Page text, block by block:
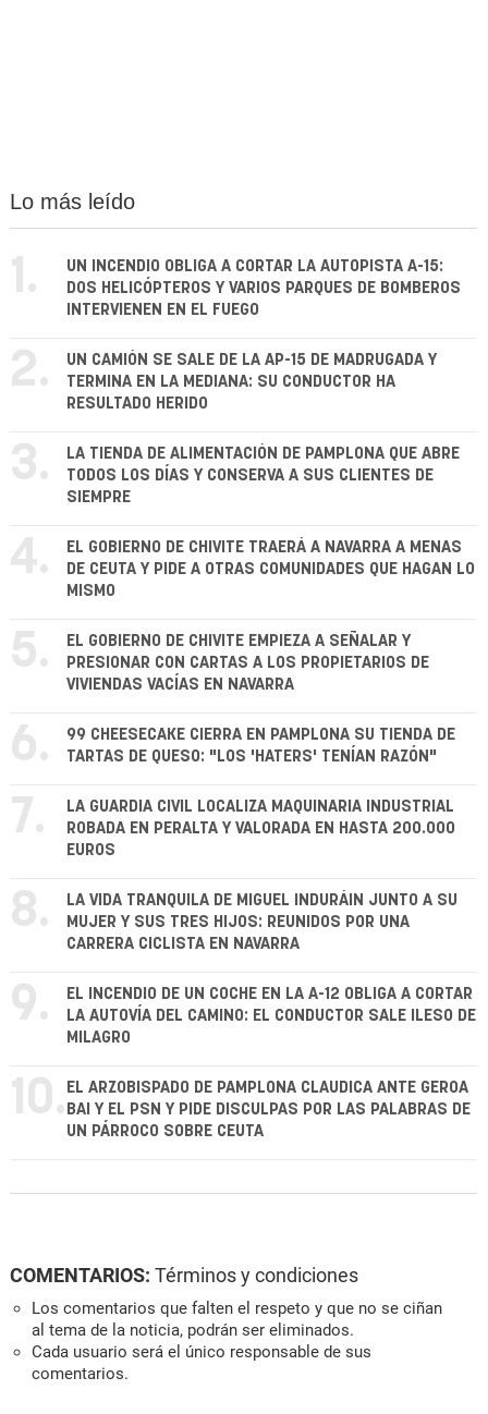
Lo más leído
1.
UN INCENDIO OBLIGA A CORTAR LA AUTOPISTA A-15:
DOS HELICÓPTEROS Y VARIOS PARQUES DE BOMBEROS
INTERVIENEN EN EL FUEGO
2.
UN CAMIÓN SE SALE DE LA AP-15 DE MADRUGADA Y
TERMINA EN LA MEDIANA: SU CONDUCTOR HA
RESULTADO HERIDO
3.
LA TIENDA DE ALIMENTACIÓN DE PAMPLONA QUE ABRE
TODOS LOS DÍAS Y CONSERVA A SUS CLIENTES DE
SIEMPRE
4.
EL GOBIERNO DE CHIVITE TRAERÁ A NAVARRA A MENAS
DE CEUTA Y PIDE A OTRAS COMUNIDADES QUE HAGAN LO
MISMO
5.
EL GOBIERNO DE CHIVITE EMPIEZA A SEÑALAR Y
PRESIONAR CON CARTAS A LOS PROPIETARIOS DE
VIVIENDAS VACÍAS EN NAVARRA
6.
99 CHEESECAKE CIERRA EN PAMPLONA SU TIENDA DE
TARTAS DE QUESO: "LOS 'HATERS' TENÍAN RAZÓN"
7.
LA GUARDIA CIVIL LOCALIZA MAQUINARIA INDUSTRIAL
ROBADA EN PERALTA Y VALORADA EN HASTA 200.000
EUROS
8.
LA VIDA TRANQUILA DE MIGUEL INDURÁIN JUNTO A SU
MUJER Y SUS TRES HIJOS: REUNIDOS POR UNA
CARRERA CICLISTA EN NAVARRA
9.
EL INCENDIO DE UN COCHE EN LA A-12 OBLIGA A CORTAR
LA AUTOVÍA DEL CAMINO: EL CONDUCTOR SALE ILESO DE
MILAGRO
10. EL ARZOBISPADO DE PAMPLONA CLAUDICA ANTE GEROA
BAI Y EL PSN Y PIDE DISCULPAS POR LAS PALABRAS DE
UN PÁRROCO SOBRE CEUTA
COMENTARIOS: Términos y condiciones
Los comentarios que falten el respeto y que no se ciñan
al tema de la noticia, podrán ser eliminados.
Cada usuario será el único responsable de sus
comentarios.